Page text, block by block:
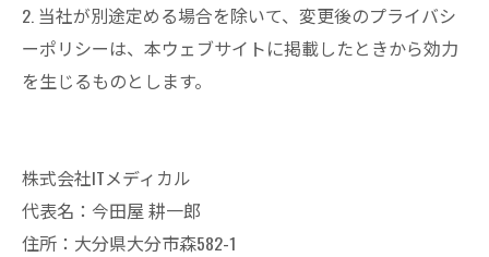
2. 当社が別途定める場合を除いて、変更後のプライバシ
ーポリシーは、本ウェブサイトに掲載したときから効力
を生じるものとします。
株式会社ITメディカル
代表名：今田屋 耕一郎
住所：大分県大分市森582-1